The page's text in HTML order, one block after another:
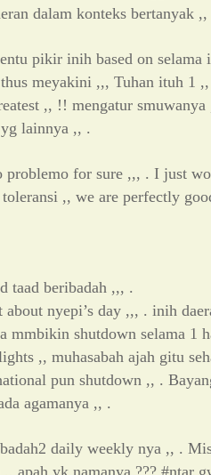
dalam konteks bertanyak
pikir inih based on selama
meyakini ,,, Tuhan ituh 1
,, !! mengatur smuwanya
lainnya ,, .
problemo for sure ,,, . I just
toleransi ,, we are perfectly
taad beribadah ,,, .
about nyepi’s day ,,, . inih
mmbikin shutdown selama 1
,, muhasabah ajah gitu
pun shutdown ,, .
agamanya ,, .
daily weekly nya ,, .
apah yk namanya ??? #ntar